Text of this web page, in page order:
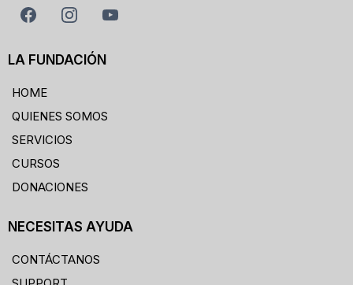
LA FUNDACIÓN
HOME
QUIENES SOMOS
SERVICIOS
CURSOS
DONACIONES
NECESITAS AYUDA
CONTÁCTANOS